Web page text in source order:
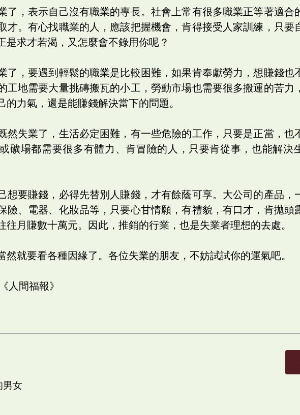
了，表示自己沒有職業的專長。社會上常有很多職業正等著適合
才。有心找職業的人，應該把握機會，肯得接受人家訓練，只要
是求才若渴，又怎麼會不錄用你呢？
了，要遇到輕鬆的職業是比較困難，如果肯奉獻勞力，想賺錢也
工地需要大量挑磚搬瓦的小工，勞動市場也需要很多搬運的苦力
力氣，還是能賺錢解決當下的問題。
然失業了，生活必定困難，有一些危險的工作，只要是正當，也
礦場都需要很多有體力、肯冒險的人，只要肯從事，也能解決
想要賺錢，必得先替別人賺錢，才有餘蔭可享。大公司的產品，
險、電器、化妝品等，只要心甘情願，有禮貌，有口才，肯拋頭
往月賺數十萬元。因此，推銷的行業，也是失業者理想的去處。
然就要看各種因緣了。各位失業的朋友，不妨試試你的運氣吧。
人間福報》
女